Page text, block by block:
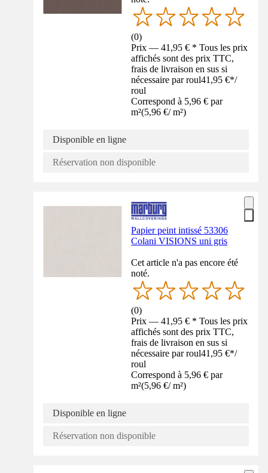
(0)
Prix — 41,95 € * Tous les prix
affichés sont des prix TTC,
frais de livraison en sus si
nécessaire par roul41,95 €*/
roul
Correspond à 5,96 € par
m²(5,96 €/ m²)
Disponible en ligne
Réservation non disponible
Papier peint intissé 53306
Colani VISIONS uni gris
Cet article n'a pas encore été
noté.
(0)
Prix — 41,95 € * Tous les prix
affichés sont des prix TTC,
frais de livraison en sus si
nécessaire par roul41,95 €*/
roul
Correspond à 5,96 € par
m²(5,96 €/ m²)
Disponible en ligne
Réservation non disponible